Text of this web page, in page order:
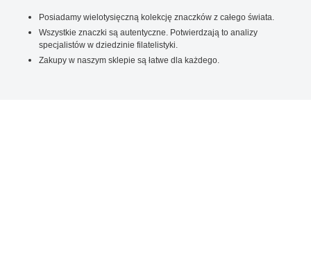
Posiadamy wielotysięczną kolekcję znaczków z całego świata.
Wszystkie znaczki są autentyczne. Potwierdzają to analizy
specjalistów w dziedzinie filatelistyki.
Zakupy w naszym sklepie są łatwe dla każdego.